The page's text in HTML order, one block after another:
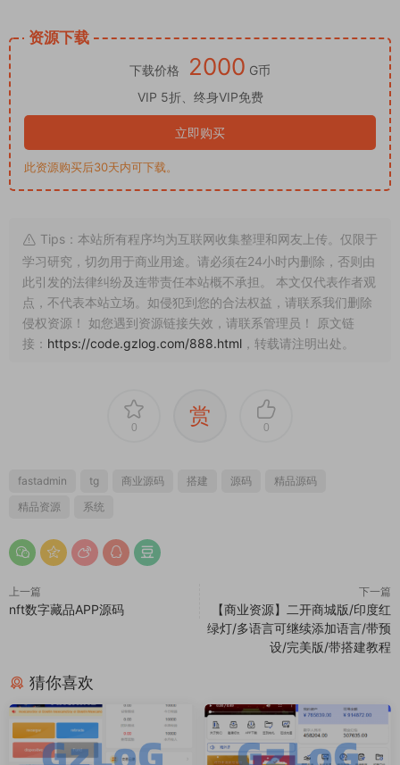
资源下载
下载价格 2000 G币
VIP 5折、终身VIP免费
立即购买
此资源购买后30天内可下载。
Tips：本站所有程序均为互联网收集整理和网友上传。仅限于
学习研究，切勿用于商业用途。请必须在24小时内删除，否则由
此引发的法律纠纷及连带责任本站概不承担。 本文仅代表作者观
点，不代表本站立场。如侵犯到您的合法权益，请联系我们删除
侵权资源！ 如您遇到资源链接失效，请联系管理员！ 原文链
接： https://code.gzlog.com/888.html ，转载请注明出处。
0 赏 0
fastadmin tg 商业源码 搭建 源码
精品源码
精品资源
系统
上一篇
nft数字藏品APP源码
下一篇
【商业资源】二开商城版/印度红
绿灯/多语言可继续添加语言/带预
设/完美版/带搭建教程
猜你喜欢